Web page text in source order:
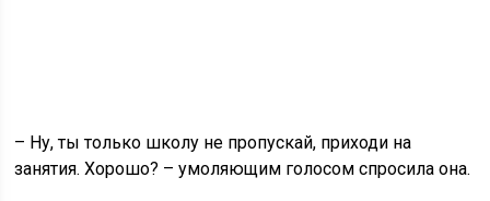
– Ну, ты только школу не пропускай, приходи на
занятия. Хорошо? – умоляющим голосом спросила она.